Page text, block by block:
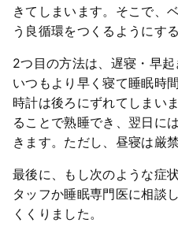
きてしまいます。そこで、
う良循環をつくるようにす
2つ目の方法は、遅寝・早起
いつもより早く寝て睡眠時
時計は後ろにずれてしまい
ることで熟睡でき、翌日に
きます。ただし、昼寝は厳禁
最後に、もし次のような症
タッフか睡眠専門医に相談
くくりました。